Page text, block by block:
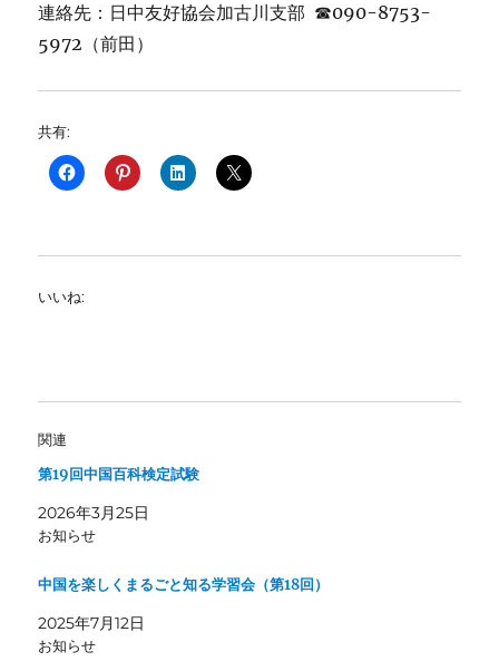
連絡先：日中友好協会加古川支部 ☎090-8753-
5972（前田）
共有:
いいね:
関連
第19回中国百科検定試験
2026年3月25日
お知らせ
中国を楽しくまるごと知る学習会（第18回）
2025年7月12日
お知らせ